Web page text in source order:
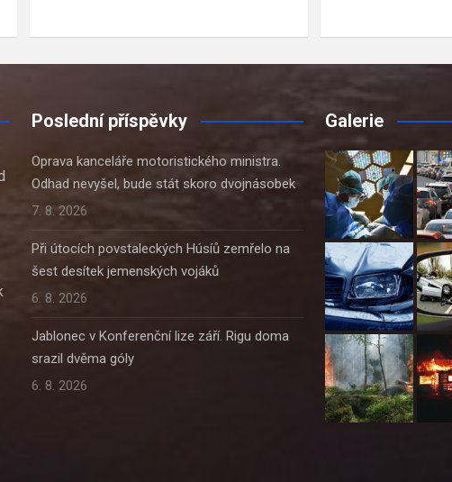
Poslední příspěvky
Oprava kanceláře motoristického ministra.
Odhad nevyšel, bude stát skoro dvojnásobek
7. 8. 2026
Při útocích povstaleckých Húsíů zemřelo na
šest desítek jemenských vojáků
6. 8. 2026
Jablonec v Konferenční lize září. Rigu doma
srazil dvěma góly
6. 8. 2026
Galerie